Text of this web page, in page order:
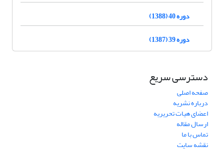
دوره 40 (1388)
دوره 39 (1387)
دسترسی سریع
صفحه اصلی
درباره نشریه
اعضای هیات تحریریه
ارسال مقاله
تماس با ما
نقشه سایت